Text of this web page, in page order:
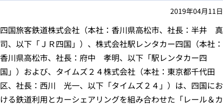
2019年04月11日
四国旅客鉄道株式会社（本社：香川県高松市、社長：半井 真
司、以下「ＪＲ四国」）、株式会社駅レンタカー四国（本社：
香川県高松市、社長：府中 孝明、以下「駅レンタカー四
国」）および、タイムズ２４株式会社（本社：東京都千代田
区、社長：西川 光一、以下「タイムズ２４」）は、四国にお
ける鉄道利用とカーシェアリングを組み合わせた「レール＆カ